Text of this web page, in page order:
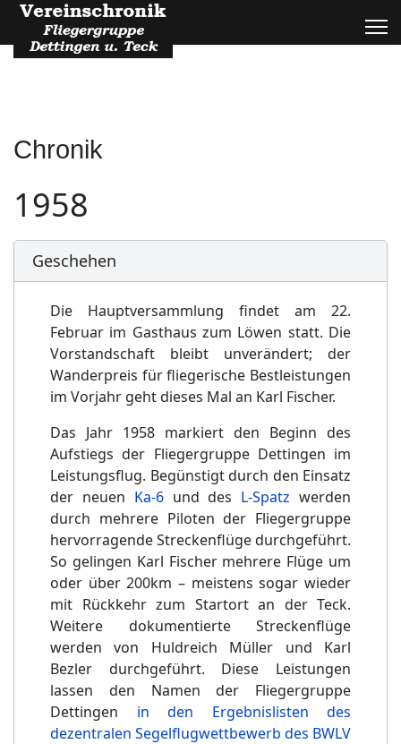
Chronik
1958
Geschehen
Die Hauptversammlung findet am 22.
Februar im Gasthaus zum Löwen statt. Die
Vorstandschaft bleibt unverändert; der
Wanderpreis für fliegerische Bestleistungen
im Vorjahr geht dieses Mal an Karl Fischer.
Das Jahr 1958 markiert den Beginn des
Aufstiegs der Fliegergruppe Dettingen im
Leistungsflug. Begünstigt durch den Einsatz
der neuen Ka-6und des L-Spatz werden
durch mehrere Piloten der Fliegergruppe
hervorragende Streckenflüge durchgeführt.
So gelingen Karl Fischer mehrere Flüge um
oder über 200km – meistens sogar wieder
mit Rückkehr zum Startort an der Teck.
Weitere dokumentierte Streckenflüge
werden von Huldreich Müller und Karl
Bezler durchgeführt. Diese Leistungen
lassen den Namen der Fliegergruppe
Dettingen in den Ergebnislisten des
dezentralen Segelflugwettbewerb des BWLV